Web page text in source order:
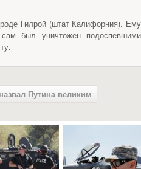
Гилрой (штат Калифорния). Ему
был уничтожен подоспевшими
Путина великим